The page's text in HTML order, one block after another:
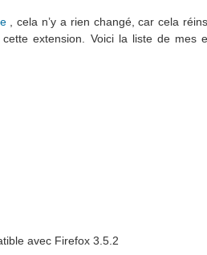
, cela n’y a rien changé, car cela
extension. Voici la liste de mes
avec Firefox 3.5.2